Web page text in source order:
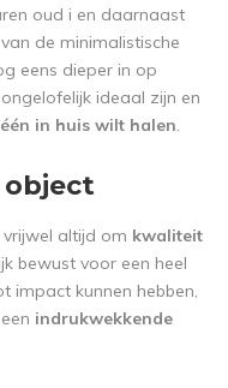
oud i en daarnaast
de minimalistische
eens dieper in op
ideaal zijn en
één in huis wilt halen.
object
altijd om kwaliteit
bewust voor een heel
impact kunnen hebben,
indrukwekkende